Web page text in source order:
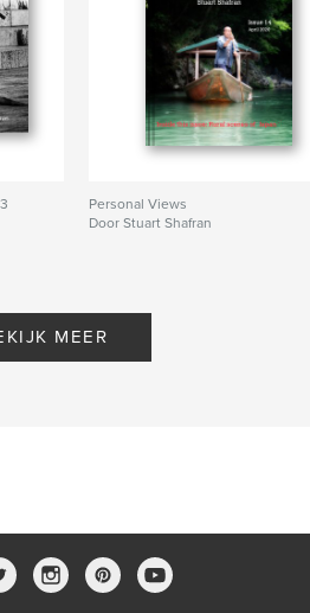
Personal Views
Door Stuart Shafran
MEER